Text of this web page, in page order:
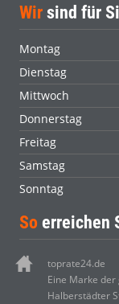
Wir sind für
Montag
Dienstag
Mittwoch
Donnerstag
Freitag
Samstag
Sonntag
So erreichen
toprate24.de
Eine Marke der
Halberstädter